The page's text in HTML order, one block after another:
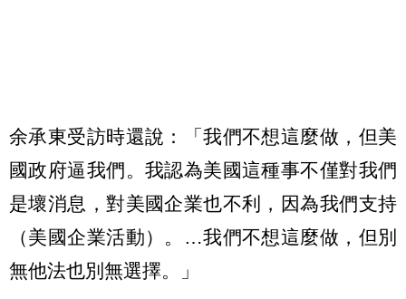
余承東受訪時還說：「我們不想這麼做，但美
國政府逼我們。我認為美國這種事不僅對我們
是壞消息，對美國企業也不利，因為我們支持
（美國企業活動）。…我們不想這麼做，但別
無他法也別無選擇。」